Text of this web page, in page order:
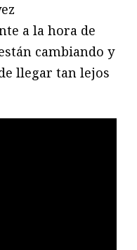
a la hora de
cambiando y
llegar tan lejos